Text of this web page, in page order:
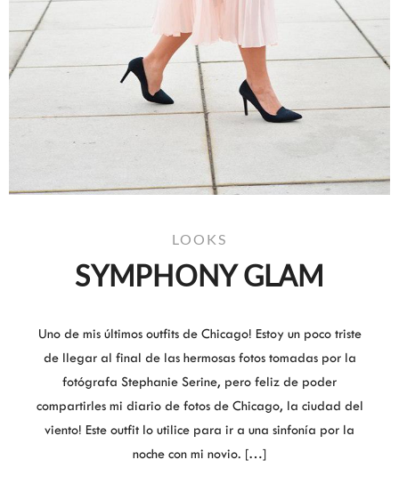
LOOKS
SYMPHONY GLAM
Uno de mis últimos outfits de Chicago! Estoy un poco triste
de llegar al final de las hermosas fotos tomadas por la
fotógrafa Stephanie Serine, pero feliz de poder
compartirles mi diario de fotos de Chicago, la ciudad del
viento! Este outfit lo utilice para ir a una sinfonía por la
noche con mi novio. […]